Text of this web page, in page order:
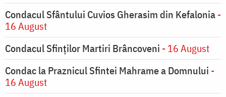
Condacul Sfântului Cuvios Gherasim din Kefalonia-
16 August
Condacul Sfinților Martiri Brâncoveni - 16 August
Condac la Praznicul Sfintei Mahrame a Domnului -
16 August